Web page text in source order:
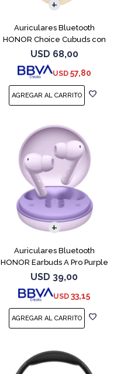
Auriculares Bluetooth
HONOR Choice Cubuds con
Pantalla Beige
USD 68,00
USD 57,80
Auriculares Bluetooth
HONOR Earbuds A Pro Purple
USD 39,00
USD 33,15